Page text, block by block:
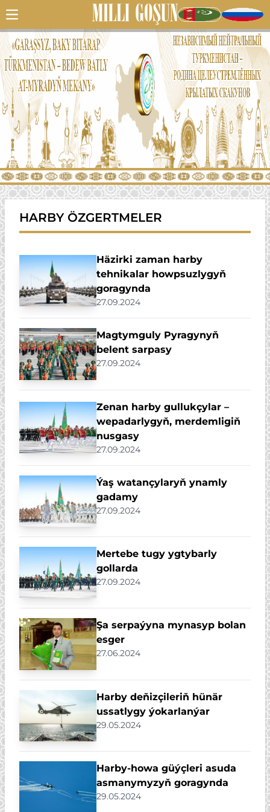
HARBY ÖZGERTMELER
Häzirki zaman harby
tehnikalar howpsuzlygyň
goragynda
27.09.2024
Magtymguly Pyragynyň
belent sarpasy
27.09.2024
Zenan harby gullukçylar –
wepadarlygyň, merdemligiň
nusgasy
27.09.2024
Ýaş watançylaryň ynamly
gadamy
27.09.2024
Mertebe tugy ygtybarly
gollarda
27.09.2024
Şa serpaýyna mynasyp bolan
esger
27.06.2024
Harby deňizçileriň hünär
ussatlygy ýokarlanýar
29.05.2024
Harby-howa güýçleri asuda
asmanymyzyň goragynda
29.05.2024